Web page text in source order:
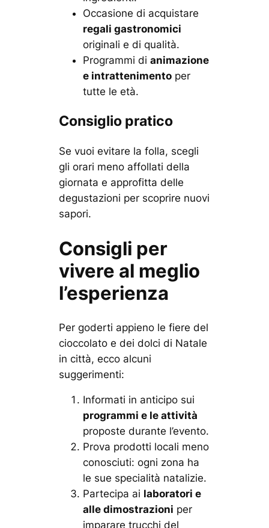
Occasione di acquistare
regali gastronomici
originali e di qualità.
Programmi di animazione
e intrattenimentoper
tutte le età.
Consiglio pratico
Se vuoi evitare la folla, scegli
gli orari meno affollati della
giornata e approfitta delle
degustazioni per scoprire nuovi
sapori.
Consigli per
vivere al meglio
l’esperienza
Per goderti appieno le fiere del
cioccolato e dei dolci di Natale
in città, ecco alcuni
suggerimenti:
Informati in anticipo sui
programmi e le attività
proposte durante l’evento.
Prova prodotti locali meno
conosciuti: ogni zona ha
le sue specialità natalizie.
Partecipa ai laboratori e
alle dimostrazioni per
imparare trucchi del